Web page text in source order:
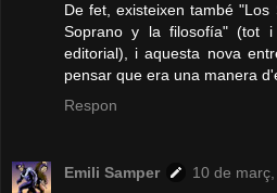
De fet, existeixen també
Soprano y la filosofía" (tot
editorial), i aquesta nova
pensar que era una manera
Respon
Emili Samper
10 de